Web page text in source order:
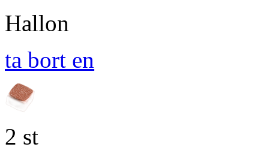
Hallon
ta bort en
2 st